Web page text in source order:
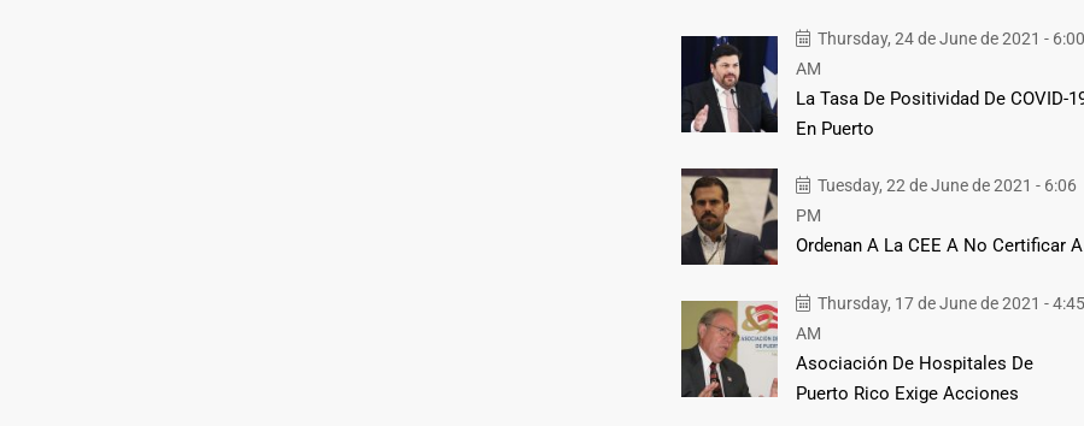
Thursday, 24 de June de 2021 - 6:00
AM
La Tasa De Positividad De COVID-
En Puerto
Tuesday, 22 de June de 2021 - 6:06
PM
Ordenan A La CEE A No Certificar A
Thursday, 17 de June de 2021 - 4:45
AM
Asociación De Hospitales De
Puerto Rico Exige Acciones